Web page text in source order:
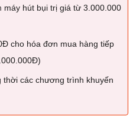
máy hút bụi trị giá từ 3.000.000
cho hóa đơn mua hàng tiếp
thời các chương trình khuyến